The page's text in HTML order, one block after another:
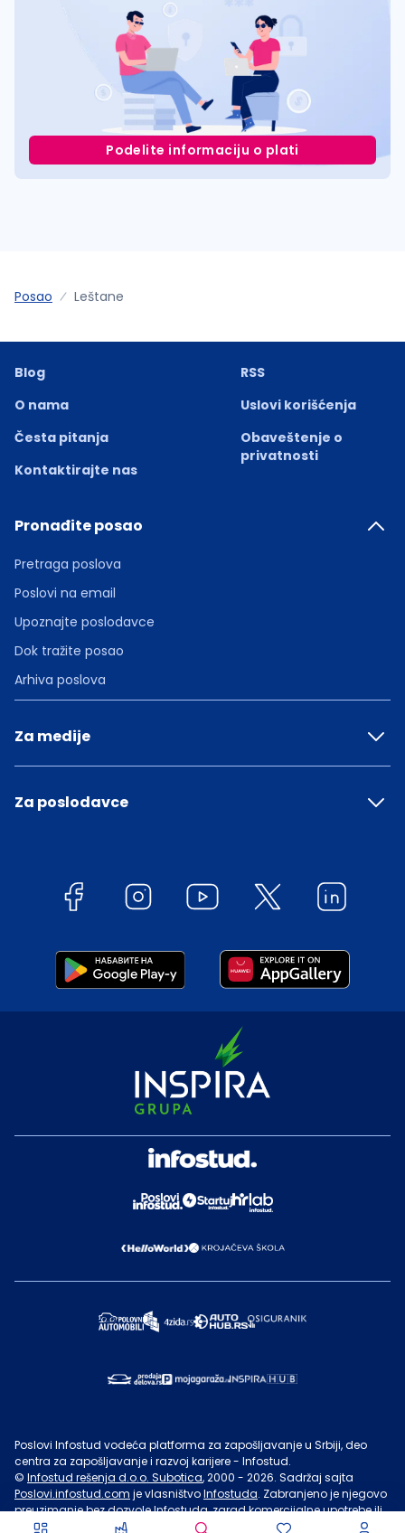
Podelite informaciju o plati
Posao Leštane
Blog
O nama
Česta pitanja
Kontaktirajte nas
RSS
Uslovi korišćenja
Obaveštenje o
privatnosti
Pronađite posao
Pretraga poslova
Poslovi na email
Upoznajte poslodavce
Dok tražite posao
Arhiva poslova
Za medije
Za poslodavce
Poslovi Infostud vodeća platforma za zapošljavanje u Srbiji, deo
centra za zapošljavanje i razvoj karijere - Infostud.
© Infostud rešenja d.o.o. Subotica, 2000 - 2026. Sadržaj sajta
Poslovi.infostud.com je vlasništvoInfostuda. Zabranjeno je njegovo
preuzimanje bez dozvoleInfostuda, zarad komercijalne upotrebe ili
u druge svrhe, osim za lične potrebe posetilaca sajta.